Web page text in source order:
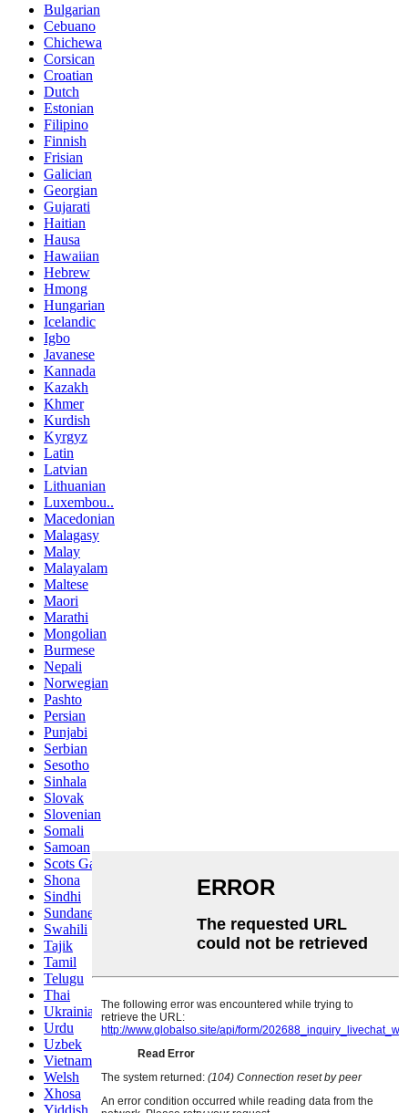
Bulgarian
Cebuano
Chichewa
Corsican
Croatian
Dutch
Estonian
Filipino
Finnish
Frisian
Galician
Georgian
Gujarati
Haitian
Hausa
Hawaiian
Hebrew
Hmong
Hungarian
Icelandic
Igbo
Javanese
Kannada
Kazakh
Khmer
Kurdish
Kyrgyz
Latin
Latvian
Lithuanian
Luxembou..
Macedonian
Malagasy
Malay
Malayalam
Maltese
Maori
Marathi
Mongolian
Burmese
Nepali
Norwegian
Pashto
Persian
Punjabi
Serbian
Sesotho
Sinhala
Slovak
Slovenian
Somali
Samoan
Scots Gaelic
Shona
Sindhi
Sundanese
Swahili
Tajik
Tamil
Telugu
Thai
Ukrainian
Urdu
Uzbek
Vietnamese
Welsh
Xhosa